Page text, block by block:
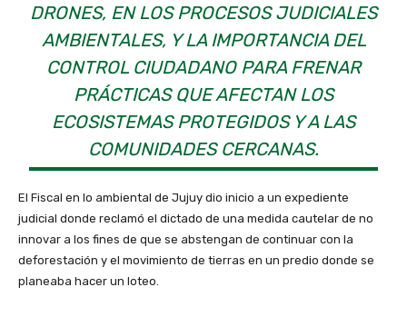
DRONES, EN LOS PROCESOS JUDICIALES
AMBIENTALES, Y LA IMPORTANCIA DEL
CONTROL CIUDADANO PARA FRENAR
PRÁCTICAS QUE AFECTAN LOS
ECOSISTEMAS PROTEGIDOS Y A LAS
COMUNIDADES CERCANAS.
El Fiscal en lo ambiental de Jujuy dio inicio a un expediente
judicial donde reclamó el dictado de una medida cautelar de no
innovar a los fines de que se abstengan de continuar con la
deforestación y el movimiento de tierras en un predio donde se
planeaba hacer un loteo.